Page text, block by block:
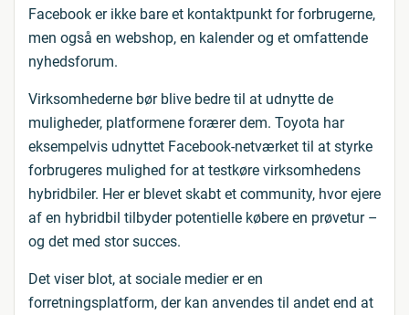
Facebook er ikke bare et kontaktpunkt for forbrugerne,
men også en webshop, en kalender og et omfattende
nyhedsforum.
Virksomhederne bør blive bedre til at udnytte de
muligheder, platformene forærer dem. Toyota har
eksempelvis udnyttet Facebook-netværket til at styrke
forbrugeres mulighed for at testkøre virksomhedens
hybridbiler. Her er blevet skabt et community, hvor ejere
af en hybridbil tilbyder potentielle købere en prøvetur –
og det med stor succes.
Det viser blot, at sociale medier er en
forretningsplatform, der kan anvendes til andet end at